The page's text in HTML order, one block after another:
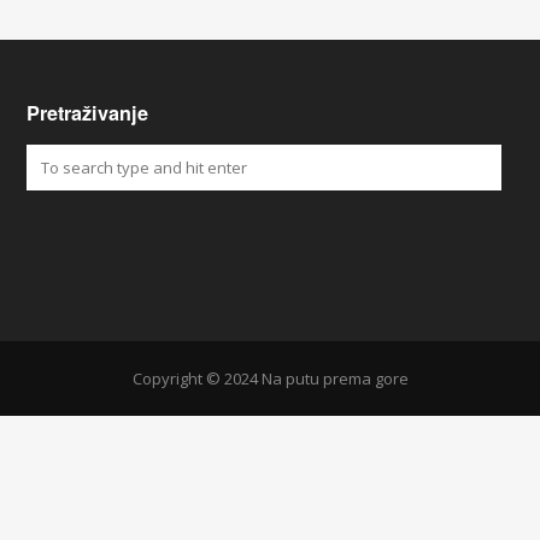
Pretraživanje
Copyright © 2024 Na putu prema gore